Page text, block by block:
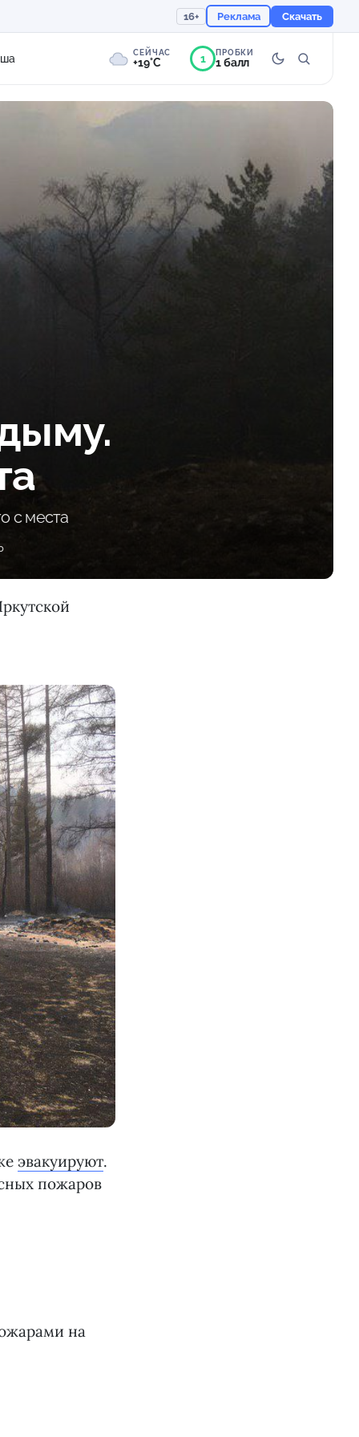
16+ Реклама Скачать
СЕЙЧАС
+19°C
758 мм 92%
1 ПРОБКИ
1 балл
с места
эвакуируют.
пожаров
на